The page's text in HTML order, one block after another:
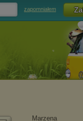
zapomniałem
Marzena